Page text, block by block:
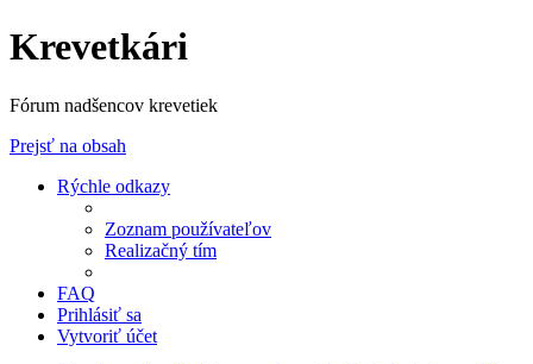
Krevetkári
Fórum nadšencov krevetiek
Prejsť na obsah
Rýchle odkazy
Zoznam používateľov
Realizačný tím
FAQ
Prihlásiť sa
Vytvoriť účet